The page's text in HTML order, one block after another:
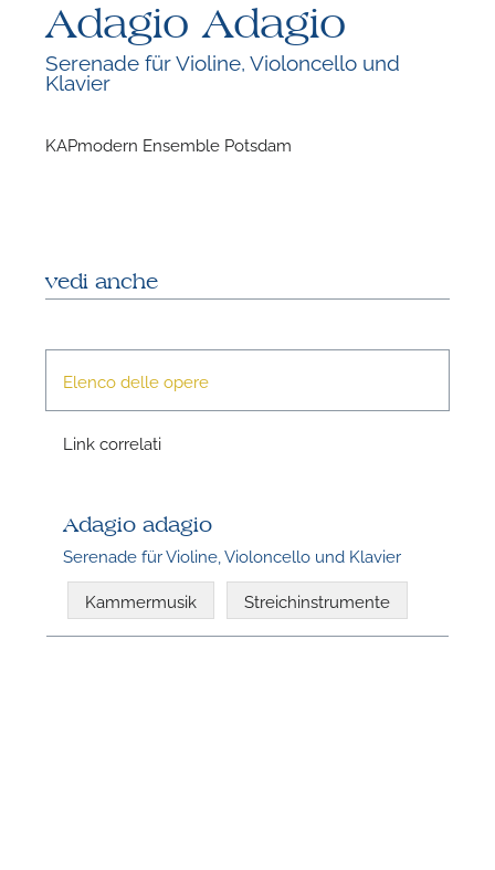
Adagio Adagio
Serenade für Violine, Violoncello und
Klavier
KAPmodern Ensemble Potsdam
vedi anche
Elenco delle opere
Link correlati
Adagio adagio
Serenade für Violine, Violoncello und Klavier
Kammermusik Streichinstrumente